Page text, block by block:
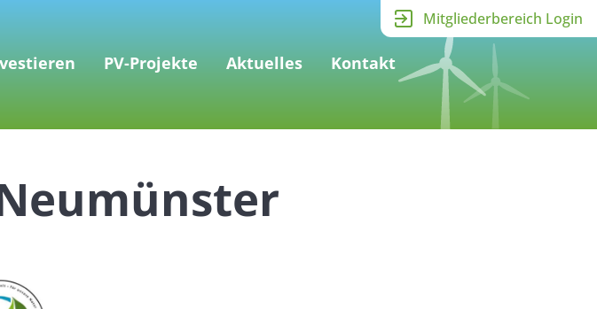
Mitgliederbereich Login
PV-Projekte Aktuelles Kontakt